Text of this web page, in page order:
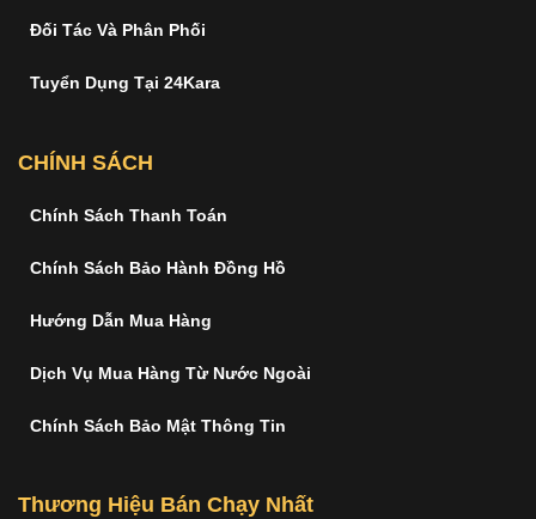
Đối Tác Và Phân Phối
Tuyển Dụng Tại 24Kara
CHÍNH SÁCH
Chính Sách Thanh Toán
Chính Sách Bảo Hành Đồng Hồ
Hướng Dẫn Mua Hàng
Dịch Vụ Mua Hàng Từ Nước Ngoài
Chính Sách Bảo Mật Thông Tin
Thương Hiệu Bán Chạy Nhất